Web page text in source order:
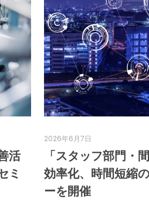
活
ミ
2026年6月7日
「スタッフ部門・
効率化、時間短縮
ーを開催